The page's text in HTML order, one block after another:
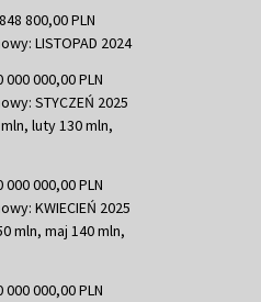
800,00 PLN
LISTOPAD 2024
000,00 PLN
STYCZEŃ 2025
luty 130 mln,
000,00 PLN
KWIECIEŃ 2025
mln, maj 140 mln,
000,00 PLN